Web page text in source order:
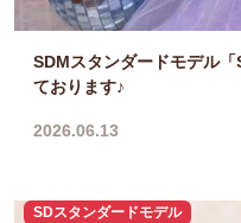
SDMスタンダードモデル
ております♪
2026.06.13
SDスタンダードモデル